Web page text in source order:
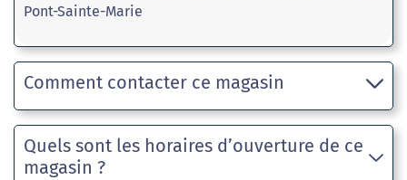
Pont-Sainte-Marie
Comment contacter ce magasin
Quels sont les horaires d’ouverture de ce
magasin ?